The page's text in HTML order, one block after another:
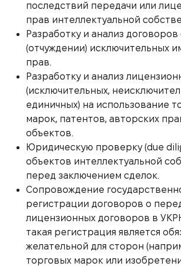
последствий передачи или
прав интеллектуальной
Разработку и анализ
(отчуждении) исключительных
прав.
Разработку и анализ
(исключительных,
единичных) на использование
марок, патентов, авторских
объектов.
Юридическую проверку (due
объектов интеллектуальной
перед заключением сделок.
Сопровождение
регистрации договоров о
лицензионных договоров в
такая регистрация является
желательной для сторон
торговых марок или